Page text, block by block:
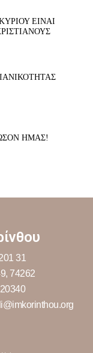
ΕΙΝΑΙ
ΗΜΑΣ!
31
74262